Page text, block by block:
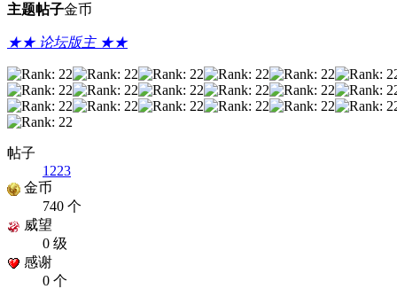
主题帖子金币
★★ 论坛版主 ★★
帖子
1223
金币
740 个
威望
0 级
感谢
0 个